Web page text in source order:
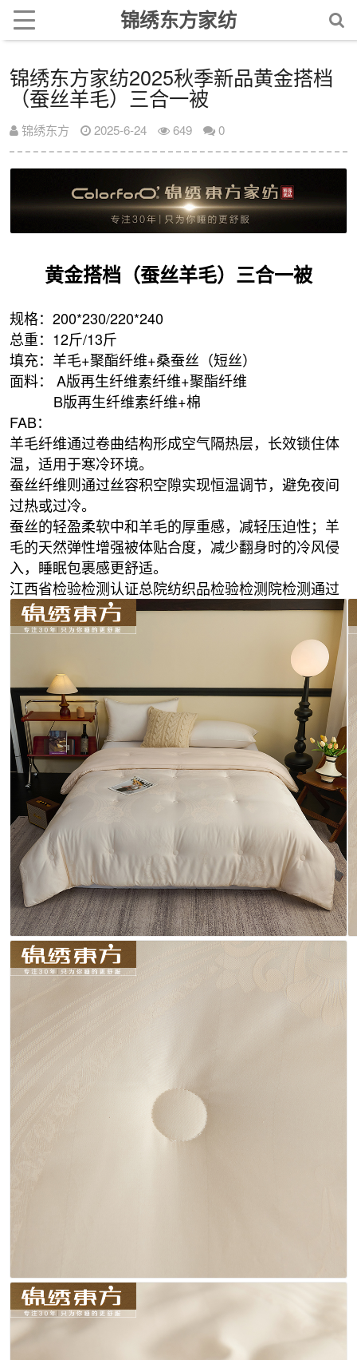
锦绣东方家纺
锦绣东方家纺2025秋季新品黄金搭档
（蚕丝羊毛）三合一被
锦绣东方 2025-6-24 649 0
黄金搭档（蚕丝羊毛）三合一被
规格：200*230/220*240
总重：12斤/13斤
填充：羊毛+聚酯纤维+桑蚕丝（短丝）
面料： A版再生纤维素纤维+聚酯纤维
B版再生纤维素纤维+棉
FAB：
羊毛纤维通过卷曲结构形成空气隔热层，长效锁住体
温，适用于寒冷环境。
蚕丝纤维则通过丝容积空隙实现恒温调节，避免夜间
过热或过冷。
蚕丝的轻盈柔软中和羊毛的厚重感，减轻压迫性；羊
毛的天然弹性增强被体贴合度，减少翻身时的冷风侵
入，睡眠包裹感更舒适。
江西省检验检测认证总院纺织品检验检测院检测通过